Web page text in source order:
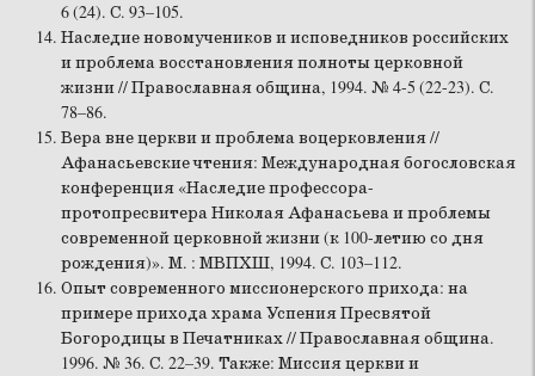
6 (24). С. 93–105.
Наследие новомучеников и исповедников российских
и проблема восстановления полноты церковной
жизни // Православная община, 1994. № 4-5 (22-23). С.
78–86.
Вера вне церкви и проблема воцерковления //
Афанасьевские чтения: Международная богословская
конференция «Наследие профессора-
протопресвитера Николая Афанасьева и проблемы
современной церковной жизни (к 100-летию со дня
рождения)». М. : МВПХШ, 1994. С. 103–112.
Опыт современного миссионерского прихода: на
примере прихода храма Успения Пресвятой
Богородицы в Печатниках // Православная община.
1996. № 36. С. 22–39. Также: Миссия церкви и